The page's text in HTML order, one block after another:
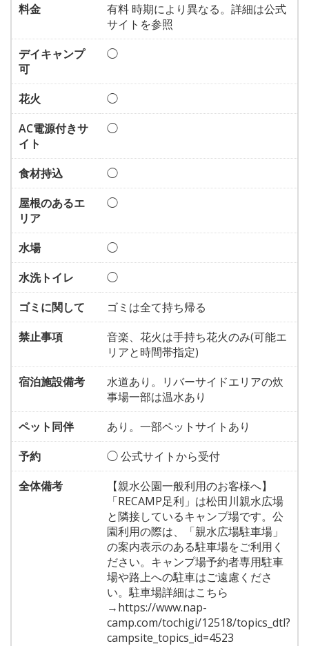
料金
有料 時期により異なる。詳細は公式
サイトを参照
デイキャンプ
可
◯
花火
◯
AC電源付きサ
イト
◯
食材持込
◯
屋根のあるエ
リア
◯
水場
◯
水洗トイレ
◯
ゴミに関して
ゴミは全て持ち帰る
禁止事項
音楽、花火は手持ち花火のみ(可能エ
リアと時間帯指定)
宿泊施設備考
水道あり。リバーサイドエリアの炊
事場一部は温水あり
ペット同伴
あり。一部ペットサイトあり
予約
◯ 公式サイトから受付
全体備考
【親水公園一般利用のお客様へ】
「RECAMP足利」は松田川親水広場
と隣接しているキャンプ場です。公
園利用の際は、「親水広場駐車場」
の案内表示のある駐車場をご利用く
ださい。キャンプ場予約者専用駐車
場や路上への駐車はご遠慮くださ
い。駐車場詳細はこちら
→https://www.nap-
camp.com/tochigi/12518/topics_dtl?
campsite_topics_id=4523